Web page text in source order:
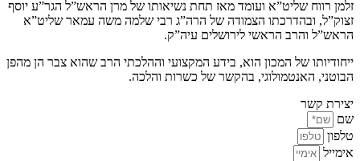
זלמן רווח שליט”א ועומד מאז תחת נשיאותו של מרן הראש”ל הגר”ע יוסף
זצוק”ל, ובהדרכתו הצמודה של הרה”ג רבי שלמה משה עמאר שליט”א
הראש”ל והרב הראשי לירושלים עיה”ק.
ייחודיותו של המכון הוא, בידע המקצועי וההלכתי הרב שהוא צבר הן מהפן
הבוטני, האנטמולוגי, בהקשר של כשרות והלכה.
יצירת קשר
שם
טלפון
אימייל